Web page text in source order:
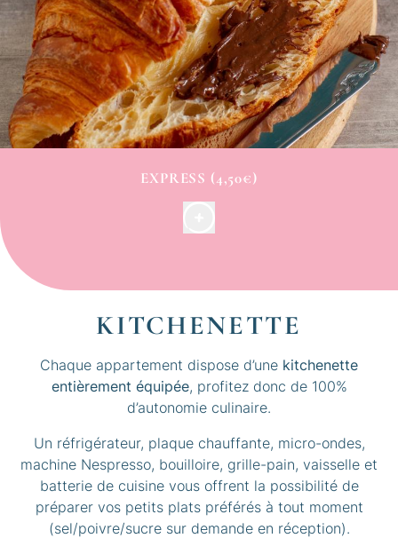
EXPRESS (4,50€)
Parfait pour la petite faim, ce petit déjeuner servi en
KITCHENETTE
Chaque appartement dispose d’une kitchenette
entièrement équipée, profitez donc de 100%
d’autonomie culinaire.
Un réfrigérateur, plaque chauffante, micro-ondes,
machine Nespresso, bouilloire, grille-pain, vaisselle et
batterie de cuisine vous offrent la possibilité de
préparer vos petits plats préférés à tout moment
(sel/poivre/sucre sur demande en réception).